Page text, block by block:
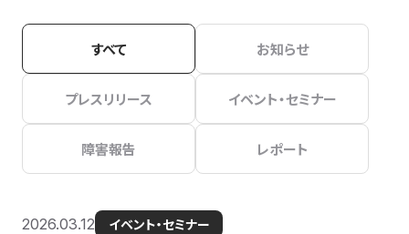
すべて お知らせ
プレスリリース イベント・セミナー
障害報告 レポート
2026.03.12 イベント・セミナー